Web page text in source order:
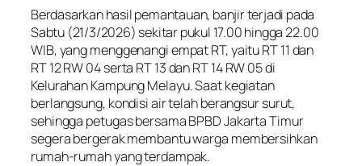
Berdasarkan hasil pemantauan, banjir terjadi pada
Sabtu (21/3/2026) sekitar pukul 17.00 hingga 22.00
WIB, yang menggenangi empat RT, yaitu RT 11 dan
RT 12 RW 04 serta RT 13 dan RT 14 RW 05 di
Kelurahan Kampung Melayu. Saat kegiatan
berlangsung, kondisi air telah berangsur surut,
sehingga petugas bersama BPBD Jakarta Timur
segera bergerak membantu warga membersihkan
rumah-rumah yang terdampak.